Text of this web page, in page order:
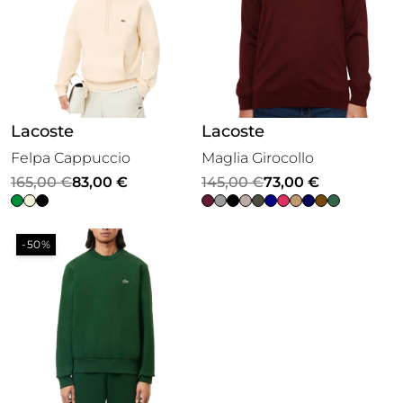
Lacoste
Felpa Cappuccio
165,00€
Il
prezzo
originale
era:
165,00 €.
83,00 €
Il
prezzo
attuale
è:
83,00 €.
Lacoste
Maglia Girocollo
145,00€
Il
prezzo
73,00 €
Il
prezzo
-50%